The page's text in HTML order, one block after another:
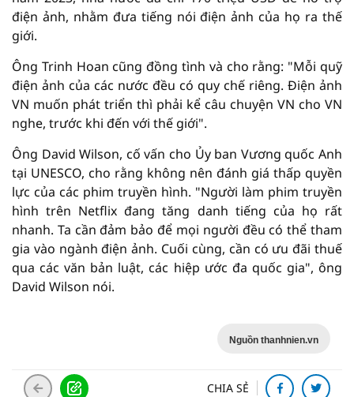
điện ảnh, nhằm đưa tiếng nói điện ảnh của họ ra thế
giới.
Ông Trinh Hoan cũng đồng tình và cho rằng: "Mỗi quỹ
điện ảnh của các nước đều có quy chế riêng. Điện ảnh
VN muốn phát triển thì phải kể câu chuyện VN cho VN
nghe, trước khi đến với thế giới".
Ông David Wilson, cố vấn cho Ủy ban Vương quốc Anh
tại UNESCO, cho rằng không nên đánh giá thấp quyền
lực của các phim truyền hình. "Người làm phim truyền
hình trên Netflix đang tăng danh tiếng của họ rất
nhanh. Ta cần đảm bảo để mọi người đều có thể tham
gia vào ngành điện ảnh. Cuối cùng, cần có ưu đãi thuế
qua các văn bản luật, các hiệp ước đa quốc gia", ông
David Wilson nói.
Nguồn thanhnien.vn
CHIA SẺ